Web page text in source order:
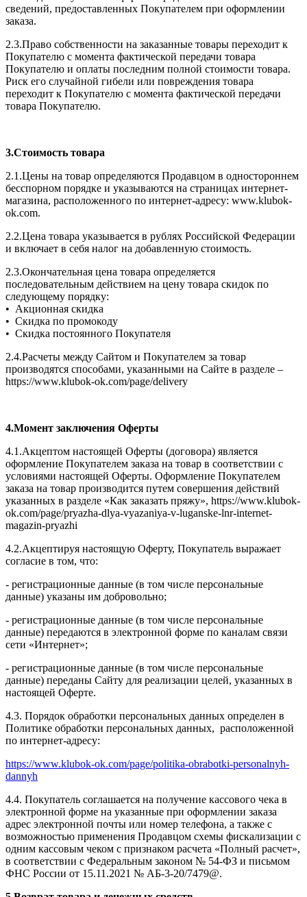
сведений, предоставленных Покупателем при оформлении
заказа.
2.3.Право собственности на заказанные товары переходит к
Покупателю с момента фактической передачи товара
Покупателю и оплаты последним полной стоимости товара.
Риск его случайной гибели или повреждения товара
переходит к Покупателю с момента фактической передачи
товара Покупателю.
3.Стоимость товара
2.1.Цены на товар определяются Продавцом в одностороннем
бесспорном порядке и указываются на страницах интернет-
магазина, расположенного по интернет-адресу: www.klubok-
ok.com.
2.2.Цена товара указывается в рублях Российской Федерации
и включает в себя налог на добавленную стоимость.
2.3.Окончательная цена товара определяется
последовательным действием на цену товара скидок по
следующему порядку:
• Акционная скидка
• Скидка по промокоду
• Скидка постоянного Покупателя
2.4.Расчеты между Сайтом и Покупателем за товар
производятся способами, указанными на Сайте в разделе –
https://www.klubok-ok.com/page/delivery
4.Момент заключения Оферты
4.1.Акцептом настоящей Оферты (договора) является
оформление Покупателем заказа на товар в соответствии с
условиями настоящей Оферты. Оформление Покупателем
заказа на товар производится путем совершения действий
указанных в разделе «Как заказать пряжу», https://www.klubok-
ok.com/page/pryazha-dlya-vyazaniya-v-luganske-lnr-internet-
magazin-pryazhi
4.2.Акцептируя настоящую Оферту, Покупатель выражает
согласие в том, что:
- регистрационные данные (в том числе персональные
данные) указаны им добровольно;
- регистрационные данные (в том числе персональные
данные) передаются в электронной форме по каналам связи
сети «Интернет»;
- регистрационные данные (в том числе персональные
данные) переданы Сайту для реализации целей, указанных в
настоящей Оферте.
4.3. Порядок обработки персональных данных определен в
Политике обработки персональных данных, расположенной
по интернет-адресу:
https://www.klubok-ok.com/page/politika-obrabotki-personalnyh-
dannyh
4.4. Покупатель соглашается на получение кассового чека в
электронной форме на указанные при оформлении заказа
адрес электронной почты или номер телефона, а также с
возможностью применения Продавцом схемы фискализации с
одним кассовым чеком с признаком расчета «Полный расчет»,
в соответствии с Федеральным законом № 54-ФЗ и письмом
ФНС России от 15.11.2021 № АБ-3-20/7479@.